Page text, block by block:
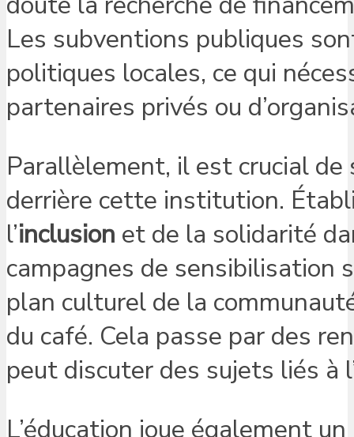
Les subventions publiques
politiques locales, ce qui
partenaires privés ou
Parallèlement, il est crucial
derrière cette institution.
l’inclusion et de la solidarité
campagnes de sensibilisation
plan culturel de la
du café. Cela passe par des
peut discuter des sujets liés à
L’éducation joue également